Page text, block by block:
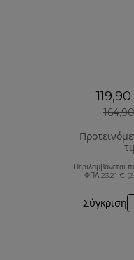
Περιλαμβάνεται
ΦΠΑ 23,21 €
Σύγκριση